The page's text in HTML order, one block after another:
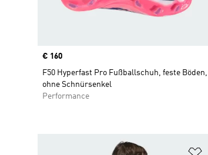
Price
€ 160
F50 Hyperfast Pro Fußballschuh, feste Böden,
ohne Schnürsenkel
Performance